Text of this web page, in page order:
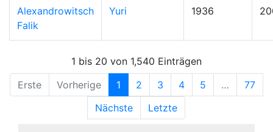
Alexandrowitsch
Falik
Yuri 1936
1 bis 20 von 1,540 Einträgen
Erste
Vorherige 1 2 3 4 5 …
77
Nächste
Letzte